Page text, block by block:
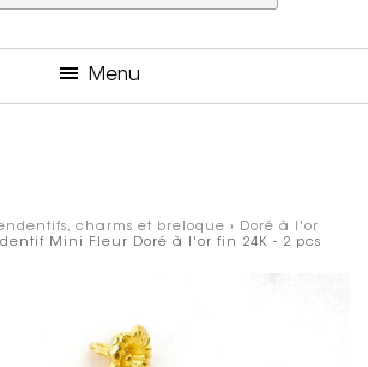
Menu
charms et breloque › Doré à l'or
Mini Fleur Doré à l'or fin 24K - 2 pcs